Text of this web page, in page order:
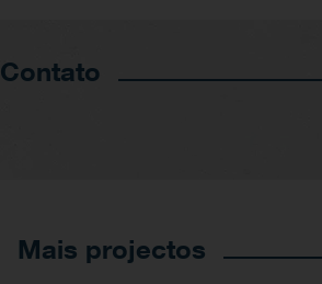
Contato
Mais projectos